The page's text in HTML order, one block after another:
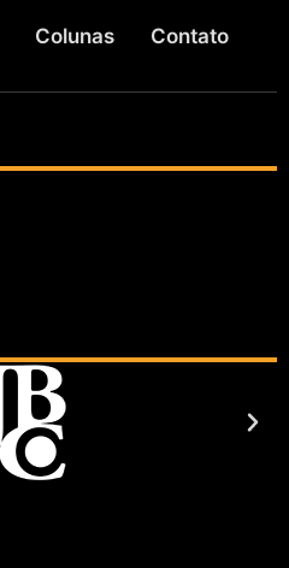
Colunas Contato